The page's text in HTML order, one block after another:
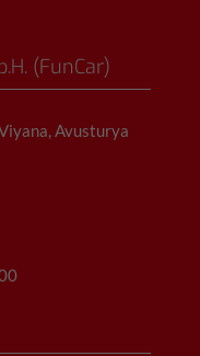
(FunCar)
Avusturya